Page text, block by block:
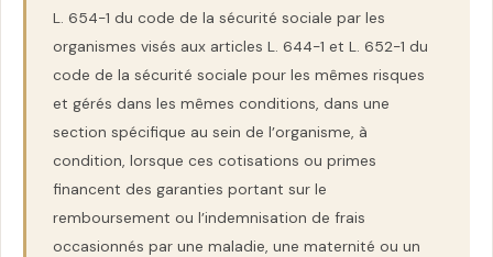
L. 654-1 du code de la sécurité sociale par les
organismes visés aux articles L. 644-1 et L. 652-1 du
code de la sécurité sociale pour les mêmes risques
et gérés dans les mêmes conditions, dans une
section spécifique au sein de l’organisme, à
condition, lorsque ces cotisations ou primes
financent des garanties portant sur le
remboursement ou l’indemnisation de frais
occasionnés par une maladie, une maternité ou un